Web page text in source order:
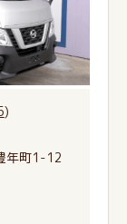
)
年町1-12